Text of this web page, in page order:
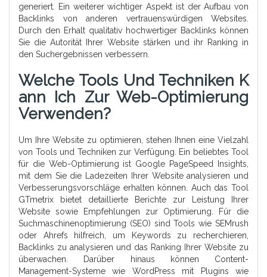
generiert. Ein weiterer wichtiger Aspekt ist der Aufbau von
Backlinks von anderen vertrauenswürdigen Websites.
Durch den Erhalt qualitativ hochwertiger Backlinks können
Sie die Autorität Ihrer Website stärken und ihr Ranking in
den Suchergebnissen verbessern.
Welche Tools Und Techniken K
Ann Ich Zur Web-Optimierung
Verwenden?
Um Ihre Website zu optimieren, stehen Ihnen eine Vielzahl
von Tools und Techniken zur Verfügung. Ein beliebtes Tool
für die Web-Optimierung ist Google PageSpeed Insights,
mit dem Sie die Ladezeiten Ihrer Website analysieren und
Verbesserungsvorschläge erhalten können. Auch das Tool
GTmetrix bietet detaillierte Berichte zur Leistung Ihrer
Website sowie Empfehlungen zur Optimierung. Für die
Suchmaschinenoptimierung (SEO) sind Tools wie SEMrush
oder Ahrefs hilfreich, um Keywords zu recherchieren,
Backlinks zu analysieren und das Ranking Ihrer Website zu
überwachen. Darüber hinaus können Content-
Management-Systeme wie WordPress mit Plugins wie